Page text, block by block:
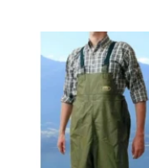
Questo
prodotto
ha
più
varianti.
opzioni
possono